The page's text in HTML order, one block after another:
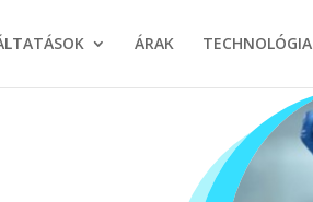
ÁRAK TECHNOLÓGIA